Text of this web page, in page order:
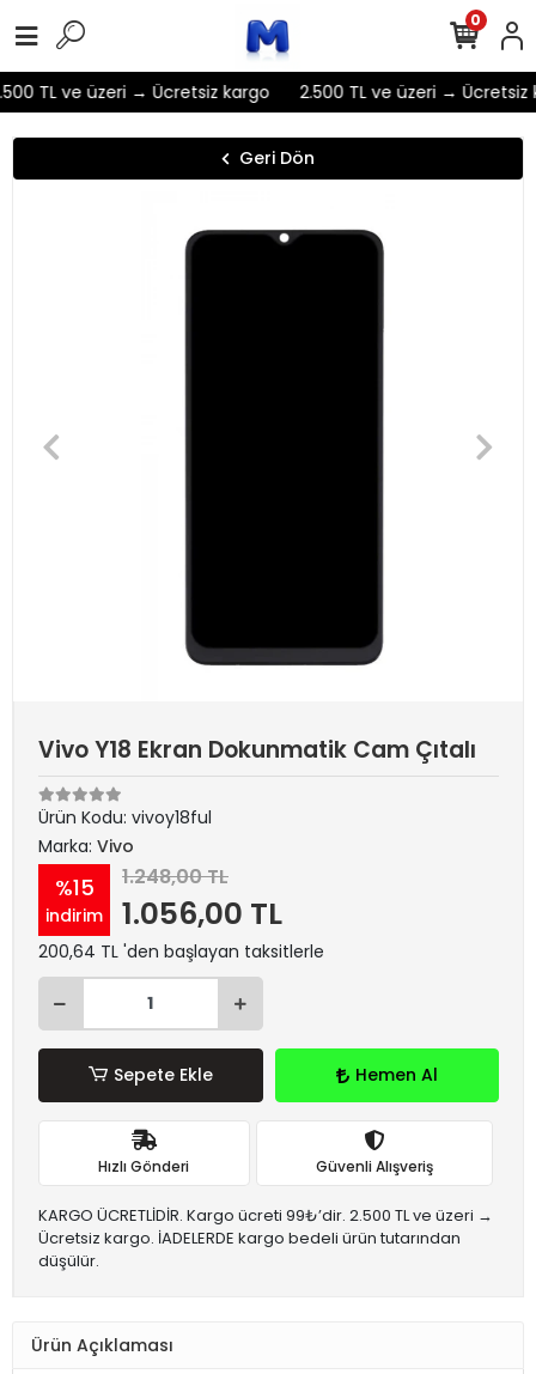
TL ve üzeri → Ücretsiz kargo 2.500 TL ve üzeri → Ücretsiz
0
Geri Dön
Vivo Y18 Ekran Dokunmatik Cam Çıtalı
Ürün Kodu: vivoy18ful
Marka: Vivo
%15
indirim
1.248,00 TL
1.056,00 TL
200,64 TL 'den başlayan taksitlerle
Sepete Ekle Hemen Al
Hızlı Gönderi Güvenli Alışveriş
KARGO ÜCRETLİDİR. Kargo ücreti 99₺’dir. 2.500 TL ve üzeri →
Ücretsiz kargo. İADELERDE kargo bedeli ürün tutarından
düşülür.
Ürün Açıklaması